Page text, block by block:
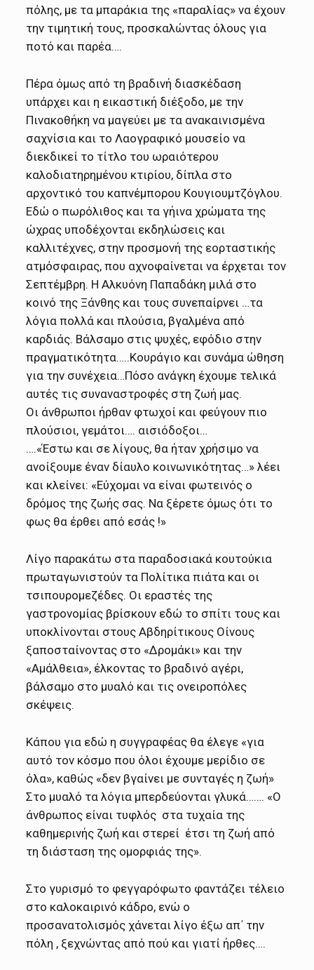
πόλης, με τα μπαράκια της «παραλίας» να έχουν
την τιμητική τους, προσκαλώντας όλους για
ποτό και παρέα….
Πέρα όμως από τη βραδινή διασκέδαση
υπάρχει και η εικαστική διέξοδο, με την
Πινακοθήκη να μαγεύει με τα ανακαινισμένα
σαχνίσια και το Λαογραφικό μουσείο να
διεκδικεί το τίτλο του ωραιότερου
καλοδιατηρημένου κτιρίου, δίπλα στο
αρχοντικό του καπνέμπορου Κουγιουμτζόγλου.
Εδώ ο πωρόλιθος και τα γήινα χρώματα της
ώχρας υποδέχονται εκδηλώσεις και
καλλιτέχνες, στην προσμονή της εορταστικής
ατμόσφαιρας, που αχνοφαίνεται να έρχεται τον
Σεπτέμβρη. Η Αλκυόνη Παπαδάκη μιλά στο
κοινό της Ξάνθης και τους συνεπαίρνει …τα
λόγια πολλά και πλούσια, βγαλμένα από
καρδιάς. Βάλσαμο στις ψυχές, εφόδιο στην
πραγματικότητα…..Κουράγιο και συνάμα ώθηση
για την συνέχεια…Πόσο ανάγκη έχουμε τελικά
αυτές τις συναναστροφές στη ζωή μας.
Οι άνθρωποι ήρθαν φτωχοί και φεύγουν πιο
πλούσιοι, γεμάτοι…. αισιόδοξοι…
….«Έστω και σε λίγους, θα ήταν χρήσιμο να
ανοίξουμε έναν δίαυλο κοινωνικότητας…» λέει
και κλείνει: «Εύχομαι να είναι φωτεινός ο
δρόμος της ζωής σας. Να ξέρετε όμως ότι το
φως θα έρθει από εσάς !»
Λίγο παρακάτω στα παραδοσιακά κουτούκια
πρωταγωνιστούν τα Πολίτικα πιάτα και οι
τσιπουρομεζέδες. Οι εραστές της
γαστρονομίας βρίσκουν εδώ το σπίτι τους και
υποκλίνονται στους Αβδηρίτικους Οίνους
ξαποσταίνοντας στο «Δρομάκι» και την
«Αμάλθεια», έλκοντας το βραδινό αγέρι,
βάλσαμο στο μυαλό και τις ονειροπόλες
σκέψεις.
Κάπου για εδώ η συγγραφέας θα έλεγε «για
αυτό τον κόσμο που όλοι έχουμε μερίδιο σε
όλα», καθώς «δεν βγαίνει με συνταγές η ζωή»
Στο μυαλό τα λόγια μπερδεύονται γλυκά……. «Ο
άνθρωπος είναι τυφλός στα τυχαία της
καθημερινής ζωή και στερεί έτσι τη ζωή από
τη διάσταση της ομορφιάς της».
Στο γυρισμό το φεγγαρόφωτο φαντάζει τέλειο
στο καλοκαιρινό κάδρο, ενώ ο
προσανατολισμός χάνεται λίγο έξω απ΄ την
πόλη , ξεχνώντας από πού και γιατί ήρθες….